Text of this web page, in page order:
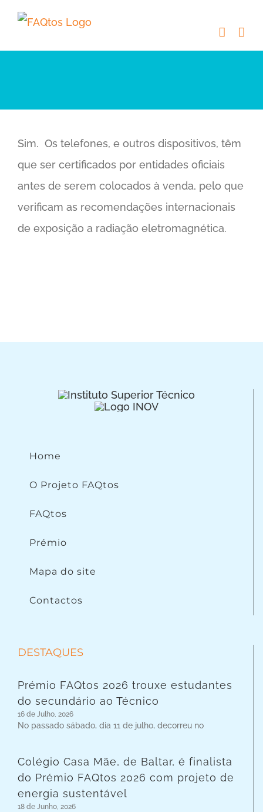
Skip
content
Sim. Os telefones, e outros dispositivos, têm
que ser certificados por entidades oficiais
antes de serem colocados à venda, pelo que
verificam as recomendações internacionais
de exposição a radiação eletromagnética.
Home
O Projeto FAQtos
FAQtos
Prémio
Mapa do site
Contactos
DESTAQUES
Prémio FAQtos 2026 trouxe estudantes
do secundário ao Técnico
16 de Julho, 2026
No passado sábado, dia 11 de julho, decorreu no
Colégio Casa Mãe, de Baltar, é finalista
do Prémio FAQtos 2026 com projeto de
energia sustentável
18 de Junho, 2026